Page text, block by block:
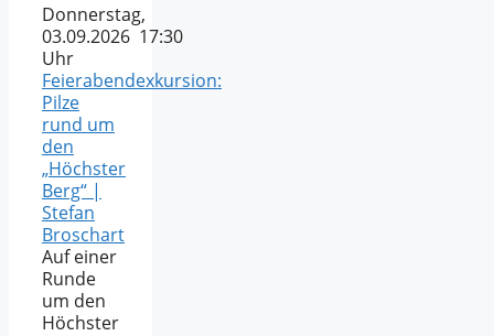
Donnerstag,
03.09.2026 17:30
Uhr
Feierabendexkursion:
Pilze
rund um
den
„Höchster
Berg“ |
Stefan
Broschart
Auf einer
Runde
um den
Höchster